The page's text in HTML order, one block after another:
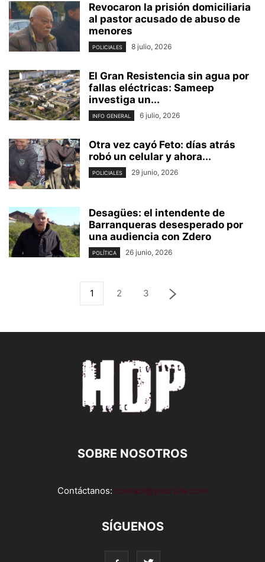
Revocaron la prisión domiciliaria
al pastor acusado de abuso de
menores
POLICIALES 8 julio, 2026
El Gran Resistencia sin agua por
fallas eléctricas: Sameep
investiga un...
INFO GENERAL 6 julio, 2026
Otra vez cayó Feto: días atrás
robó un celular y ahora...
POLICIALES 29 junio, 2026
Desagües: el intendente de
Barranqueras desesperado por
una audiencia con Zdero
POLÍTICA 26 junio, 2026
1 2 3
SOBRE NOSOTROS
Contáctanos: contact@yoursite.com
SÍGUENOS